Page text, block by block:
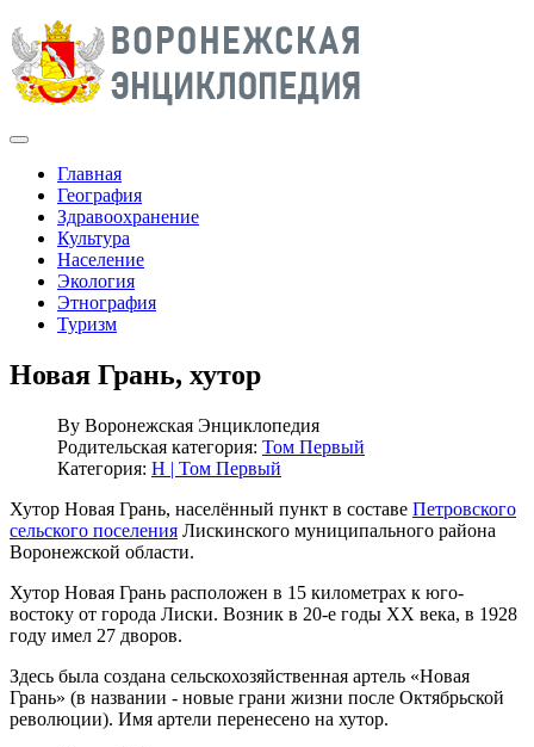
Главная
География
Здравоохранение
Культура
Население
Экология
Этнография
Туризм
Новая Грань, хутор
By Воронежская Энциклопедия
Родительская категория: Том Первый
Категория: Н | Том Первый
Хутор Новая Грань, населённый пункт в составе Петровского
сельского поселения Лискинского муниципального района
Воронежской области.
Хутор Новая Грань расположен в 15 километрах к юго-
востоку от города Лиски. Возник в 20-е годы XX века, в 1928
году имел 27 дворов.
Здесь была создана сельскохозяйственная артель «Новая
Грань» (в названии - новые грани жизни после Октябрьской
революции). Имя артели перенесено на хутор.